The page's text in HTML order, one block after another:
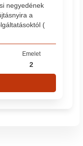
negyedének
a
(
Emelet
2